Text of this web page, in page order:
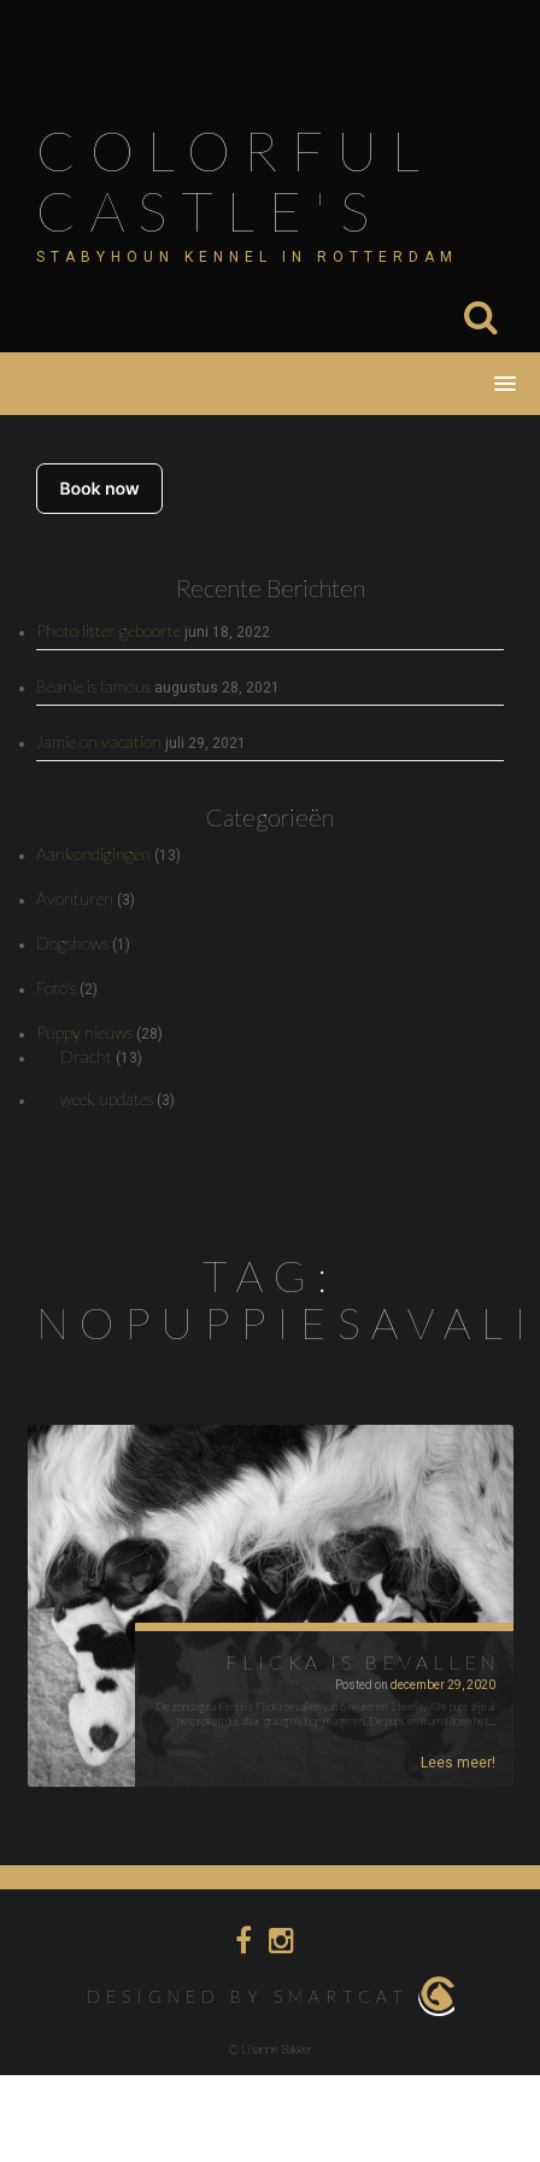
COLORFUL
CASTLE'S
STABYHOUN KENNEL IN ROTTERDAM
Recente Berichten
Photo litter geboorte juni 18, 2022
Beanie is famous augustus 28, 2021
Jamie on vacation juli 29, 2021
Categorieën
Aankondigingen (13)
Avonturen (3)
Dogshows (1)
Foto's (2)
Puppy nieuws (28)
Dracht (13)
week updates (3)
TAG:
FLICKA IS BEVALLEN
Posted on december 29, 2020
De zondag na Kerst is Flicka bevallen van 6 reuen en 1 teefje. Alle pups zijn al
besproken dus daar graag niet op reageren. De pups en mama doen het…
Lees meer!
DESIGNED BY SMARTCAT
© Lisanne Bakker